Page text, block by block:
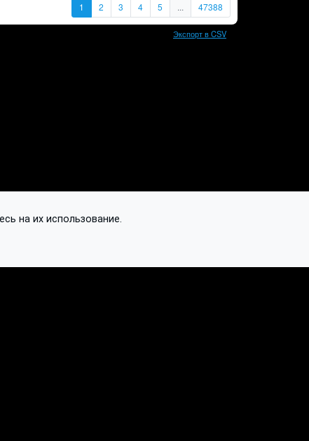
1 2 3 4 5 ... 47388
Экспорт в CSV
на их использование.